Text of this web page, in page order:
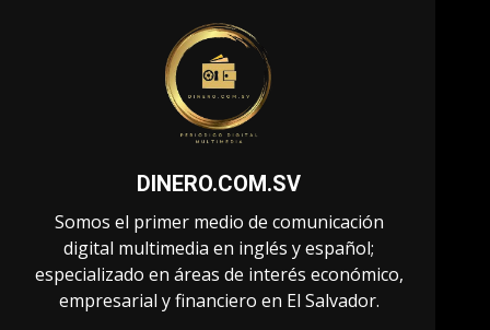
DINERO.COM.SV
Somos el primer medio de comunicación
digital multimedia en inglés y español;
especializado en áreas de interés económico,
empresarial y financiero en El Salvador.